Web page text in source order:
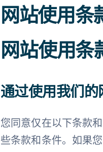
网站使用条
网站使用条
通过使用我们
您同意仅在以下条款
些条款和条件。如果